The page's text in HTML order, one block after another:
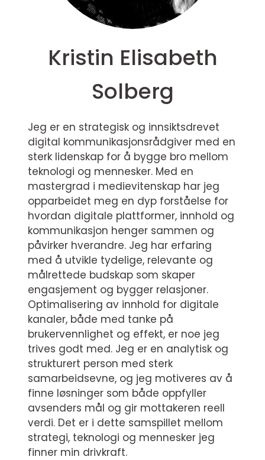
Kristin Elisabeth
Solberg
Jeg er en strategisk og innsiktsdrevet
digital kommunikasjonsrådgiver med en
sterk lidenskap for å bygge bro mellom
teknologi og mennesker. Med en
mastergrad i medievitenskap har jeg
opparbeidet meg en dyp forståelse for
hvordan digitale plattformer, innhold og
kommunikasjon henger sammen og
påvirker hverandre. Jeg har erfaring
med å utvikle tydelige, relevante og
målrettede budskap som skaper
engasjement og bygger relasjoner.
Optimalisering av innhold for digitale
kanaler, både med tanke på
brukervennlighet og effekt, er noe jeg
trives godt med. Jeg er en analytisk og
strukturert person med sterk
samarbeidsevne, og jeg motiveres av å
finne løsninger som både oppfyller
avsenders mål og gir mottakeren reell
verdi. Det er i dette samspillet mellom
strategi, teknologi og mennesker jeg
finner min drivkraft.